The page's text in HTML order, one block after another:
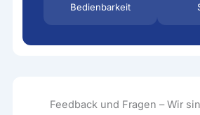
Bedienbarkeit
Feedback und Fragen – Wir